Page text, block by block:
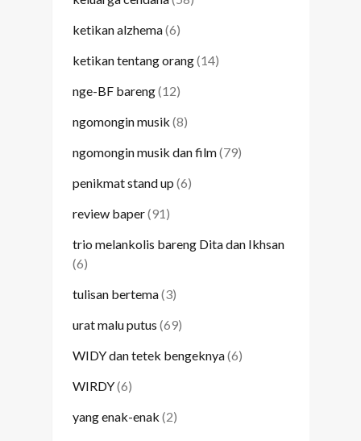
ketikan alzhema(6)
ketikan tentang orang(14)
nge-BF bareng(12)
ngomongin musik (8)
ngomongin musik dan film(79)
penikmat stand up (6)
review baper(91)
trio melankolis bareng Dita dan Ikhsan
(6)
tulisan bertema(3)
urat malu putus (69)
WIDY dan tetek bengeknya(6)
WIRDY(6)
yang enak-enak (2)